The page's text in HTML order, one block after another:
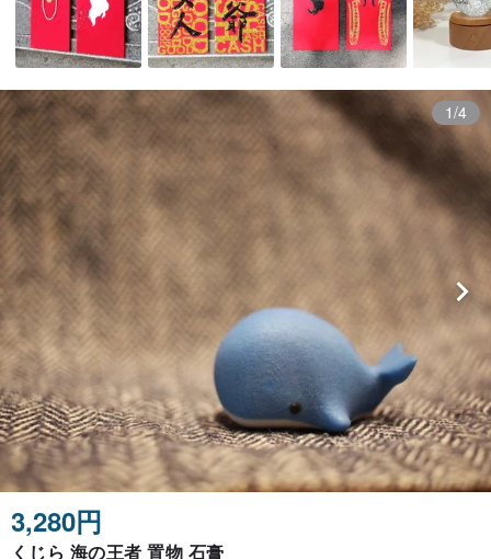
1/4
3,280円
くじら 海の王者 置物 石膏